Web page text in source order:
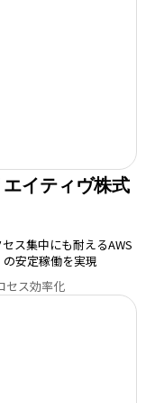
イティヴ株式
ス集中にも耐えるAWS
安定稼働を実現
セス効率化